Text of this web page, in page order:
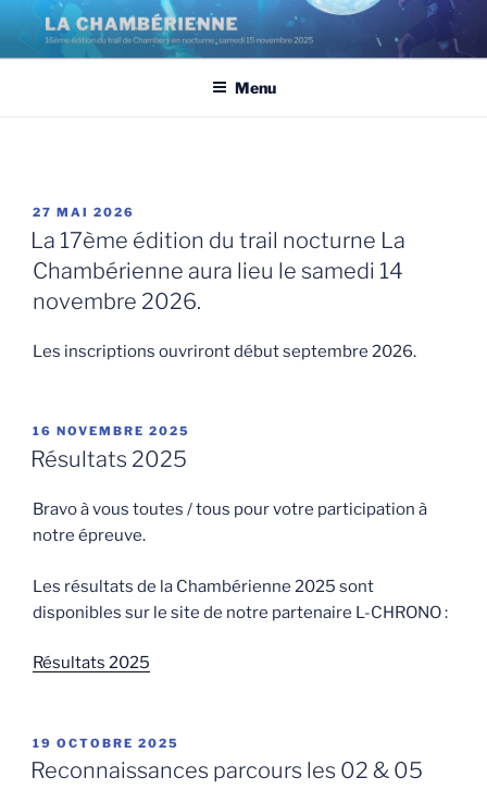
Aller
contenu
Menu
PUBLIÉ
LE
27 MAI 2026
La 17ème édition du trail nocturne La
Chambérienne aura lieu le samedi 14
novembre 2026.
Les inscriptions ouvriront début septembre 2026.
PUBLIÉ
LE
16 NOVEMBRE 2025
Résultats 2025
Bravo à vous toutes / tous pour votre participation à
notre épreuve.
Les résultats de la Chambérienne 2025 sont
disponibles sur le site de notre partenaire L-CHRONO :
Résultats 2025
PUBLIÉ
LE
19 OCTOBRE 2025
Reconnaissances parcours les 02 & 05